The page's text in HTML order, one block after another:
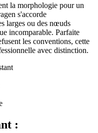
la morphologie pour un
s'accorde
larges ou des nœuds
incomparable. Parfaite
les conventions, cette
avec distinction.
: